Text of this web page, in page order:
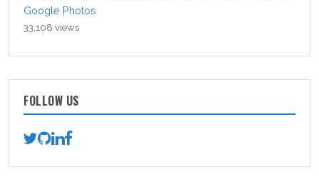
Google Photos
33,108 views
FOLLOW US